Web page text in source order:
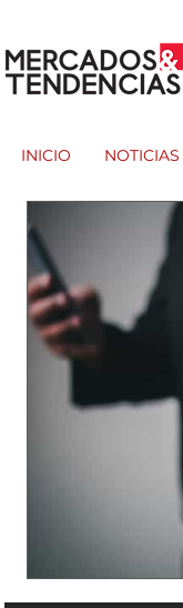
INICIO NOTICIAS